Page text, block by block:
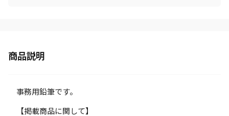
商品説明
事務用鉛筆です。
【掲載商品に関して】